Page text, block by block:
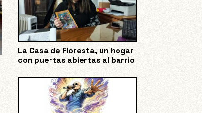
La Casa de Floresta, un hogar
con puertas abiertas al barrio